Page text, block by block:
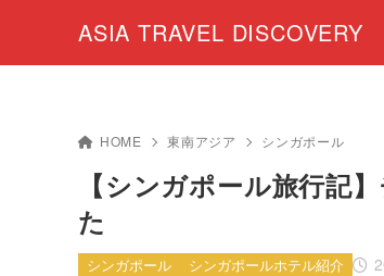
ASIA TRAVEL DISCOVERY
HOME 東南アジア シンガポール
【シンガポール旅行記
た
シンガポール シンガポールホテル紹介